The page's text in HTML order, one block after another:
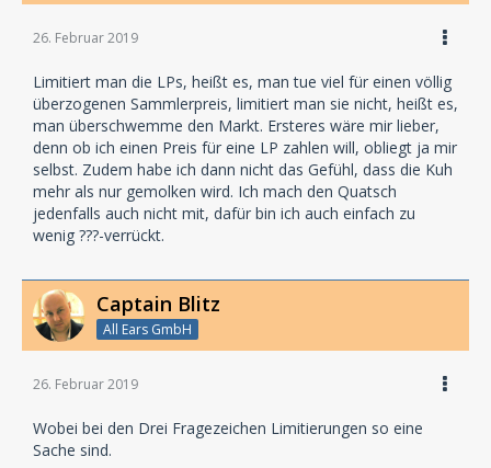
26. Februar 2019
Limitiert man die LPs, heißt es, man tue viel für einen völlig
überzogenen Sammlerpreis, limitiert man sie nicht, heißt es,
man überschwemme den Markt. Ersteres wäre mir lieber,
denn ob ich einen Preis für eine LP zahlen will, obliegt ja mir
selbst. Zudem habe ich dann nicht das Gefühl, dass die Kuh
mehr als nur gemolken wird. Ich mach den Quatsch
jedenfalls auch nicht mit, dafür bin ich auch einfach zu
wenig ???-verrückt.
Captain Blitz
All Ears GmbH
26. Februar 2019
Wobei bei den Drei Fragezeichen Limitierungen so eine
Sache sind.